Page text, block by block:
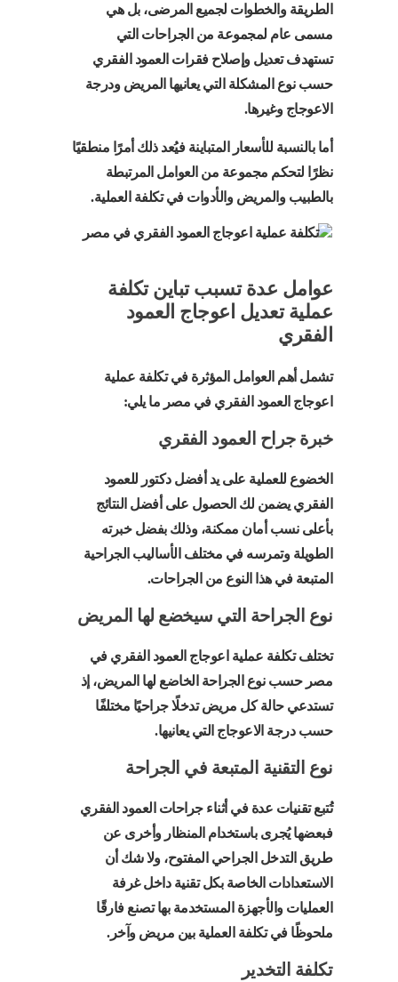
الطريقة والخطوات لجميع المرضى، بل هي
مسمى عام لمجموعة من الجراحات التي
تستهدف تعديل وإصلاح فقرات العمود الفقري
حسب نوع المشكلة التي يعانيها المريض ودرجة
الاعوجاج وغيرها.
أما بالنسبة للأسعار المتباينة فيُعد ذلك أمرًا منطقيًا
نظرًا لتحكم مجموعة من العوامل المرتبطة
بالطبيب والمريض والأدوات في تكلفة العملية.
عوامل عدة تسبب تباين تكلفة
عملية تعديل اعوجاج العمود
الفقري
تشمل أهم العوامل المؤثرة في تكلفة عملية
اعوجاج العمود الفقري في مصر ما يلي:
خبرة جراح العمود الفقري
الخضوع للعملية على يد أفضل دكتور للعمود
الفقري يضمن لك الحصول على أفضل النتائج
بأعلى نسب أمان ممكنة، وذلك بفضل خبرته
الطويلة وتمرسه في مختلف الأساليب الجراحية
المتبعة في هذا النوع من الجراحات.
نوع الجراحة التي سيخضع لها المريض
تختلف تكلفة عملية اعوجاج العمود الفقري في
مصر حسب نوع الجراحة الخاضع لها المريض، إذ
تستدعي حالة كل مريض تدخلًا جراحيًا مختلفًا
حسب درجة الاعوجاج التي يعانيها.
نوع التقنية المتبعة في الجراحة
تُتبع تقنيات عدة في أثناء جراحات العمود الفقري
فبعضها يُجرى باستخدام المنظار وأخرى عن
طريق التدخل الجراحي المفتوح، ولا شك أن
الاستعدادات الخاصة بكل تقنية داخل غرفة
العمليات والأجهزة المستخدمة بها تصنع فارقًا
ملحوظًا في تكلفة العملية بين مريض وآخر.
تكلفة التخدير